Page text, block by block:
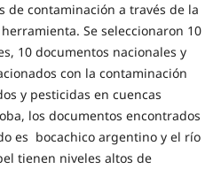
de contaminación a través de la
Se seleccionaron 10
10 documentos nacionales y
con la contaminación
y pesticidas en cuencas
los documentos encontrados
es bocachico argentino y el río
tienen niveles altos de